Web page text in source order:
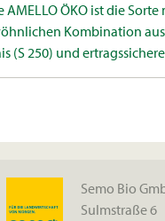
AMELLO ÖKO ist die Sorte
Kombination
(S 250) und
Semo Bio
Sulmstraße 6